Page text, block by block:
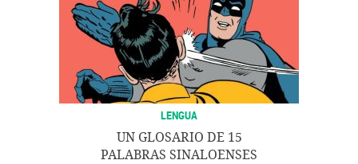
LENGUA
UN GLOSARIO DE 15
PALABRAS SINALOENSES